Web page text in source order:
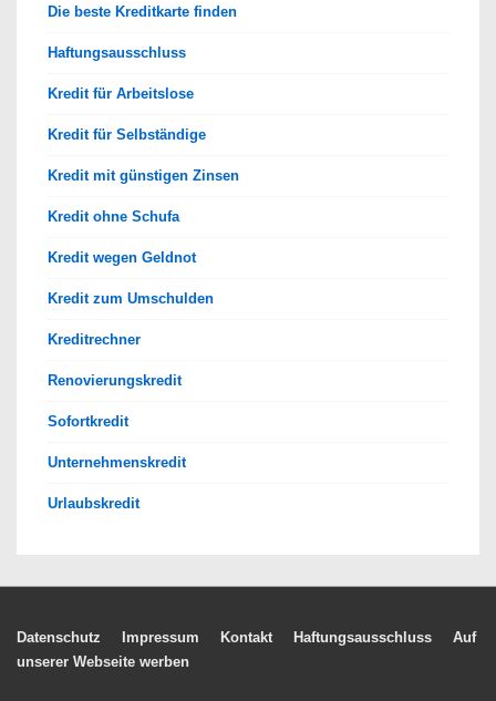
Die beste Kreditkarte finden
Haftungsausschluss
Kredit für Arbeitslose
Kredit für Selbständige
Kredit mit günstigen Zinsen
Kredit ohne Schufa
Kredit wegen Geldnot
Kredit zum Umschulden
Kreditrechner
Renovierungskredit
Sofortkredit
Unternehmenskredit
Urlaubskredit
Footer-
Datenschutz Impressum Kontakt Haftungsausschluss
Auf
unserer Webseite werben